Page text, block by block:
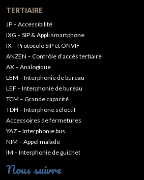
TERTIAIRE
JP – Accessibilité
IXG – SIP & Appli smartphone
IX – Protocole SIP et ONVIF
ANZEN – Contrôle d’accès tertiaire
AX – Analogique
LEM – Interphonie de bureau
LEF – Interphonie de bureau
TCM – Grande capacité
TDH – Interphone sélectif
Accessoires de fermetures
YAZ – Interphonie bus
NIM – Appel malade
IM – Interphonie de guichet
Nous suivre